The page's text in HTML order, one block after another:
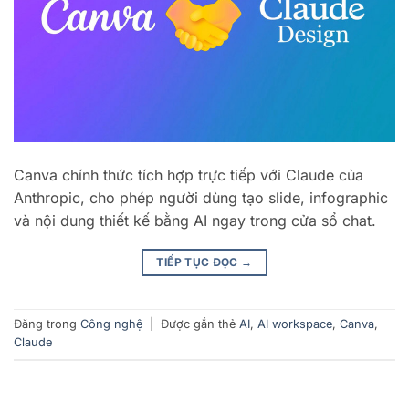
Canva chính thức tích hợp trực tiếp với Claude của
Anthropic, cho phép người dùng tạo slide, infographic
và nội dung thiết kế bằng AI ngay trong cửa sổ chat.
TIẾP TỤC ĐỌC →
Đăng trong Công nghệ Được gắn thẻ AI, AI workspace, Canva,
Claude